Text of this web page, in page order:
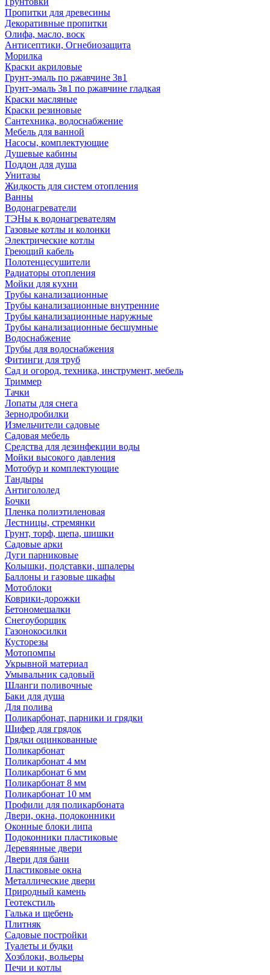
Пропитки для древесины
Декоративные пропитки
Олифа, масло, воск
Антисептики, Огнебиозащита
Морилка
Краски акриловые
Грунт-эмаль по ржавчине 3в1
Грунт-эмаль 3в1 по ржавчине гладкая
Краски масляные
Краски резиновые
Сантехника, водоснабжение
Мебель для ванной
Насосы, комплектующие
Душевые кабины
Поддон для душа
Унитазы
Жидкость для систем отопления
Ванны
Водонагреватели
ТЭНы к водонагревателям
Газовые котлы и колонки
Электрические котлы
Греющий кабель
Полотенцесушители
Радиаторы отопления
Мойки для кухни
Трубы канализационные
Трубы канализационные внутренние
Трубы канализационные наружные
Трубы канализационные бесшумные
Водоснабжение
Трубы для водоснабжения
Фитинги для труб
Сад и огород, техника, инструмент, мебель
Триммер
Тачки
Лопаты для снега
Зернодробилки
Измельчители садовые
Садовая мебель
Средства для дезинфекции воды
Мойки высокого давления
Мотобур и комплектующие
Тандыры
Антигололед
Бочки
Пленка полиэтиленовая
Лестницы, стремянки
Грунт, торф, щепа, шишки
Садовые арки
Дуги парниковые
Колышки, подставки, шпалеры
Баллоны и газовые шкафы
Мотоблоки
Коврики-дорожки
Бетономешалки
Снегоуборщик
Газонокосилки
Кусторезы
Мотопомпы
Укрывной материал
Умывальник садовый
Шланги поливочные
Баки для душа
Для полива
Поликарбонат, парники и грядки
Шифер для грядок
Грядки оцинкованные
Поликарбонат
Поликарбонат 4 мм
Поликарбонат 6 мм
Поликарбонат 8 мм
Поликарбонат 10 мм
Профили для поликарбоната
Двери, окна, подоконники
Оконные блоки липа
Подоконники пластиковые
Деревянные двери
Двери для бани
Пластиковые окна
Металлические двери
Природный камень
Геотекстиль
Галька и щебень
Плитняк
Садовые постройки
Туалеты и будки
Хозблоки, вольеры
Печи и котлы